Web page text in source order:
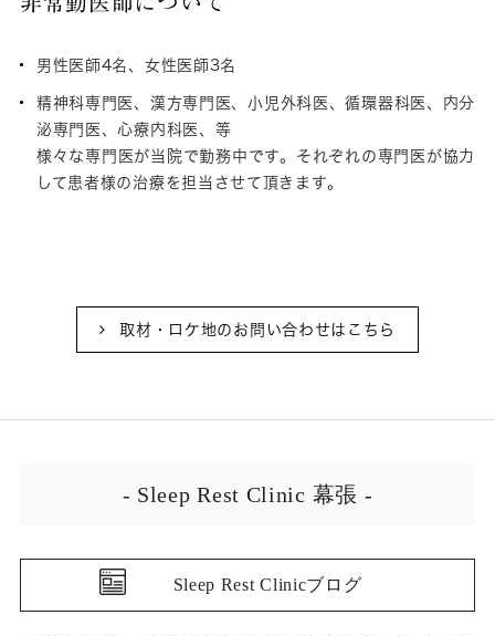
男性医師4名、女性医師3名
精神科専門医、漢方専門医、小児外科医、循環器科医、内分
泌専門医、心療内科医、等
様々な専門医が当院で勤務中です。それぞれの専門医が協力
して患者様の治療を担当させて頂きます。
取材・ロケ地のお問い合わせはこちら
- Sleep Rest Clinic 幕張 -
Sleep Rest Clinicブログ